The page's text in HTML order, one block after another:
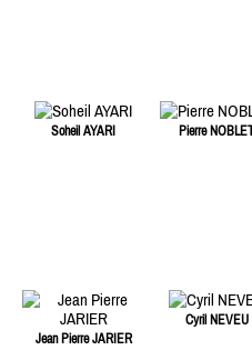
Soheil AYARI
Pierre
Jean Pierre JARIER
Cyril NEVEU